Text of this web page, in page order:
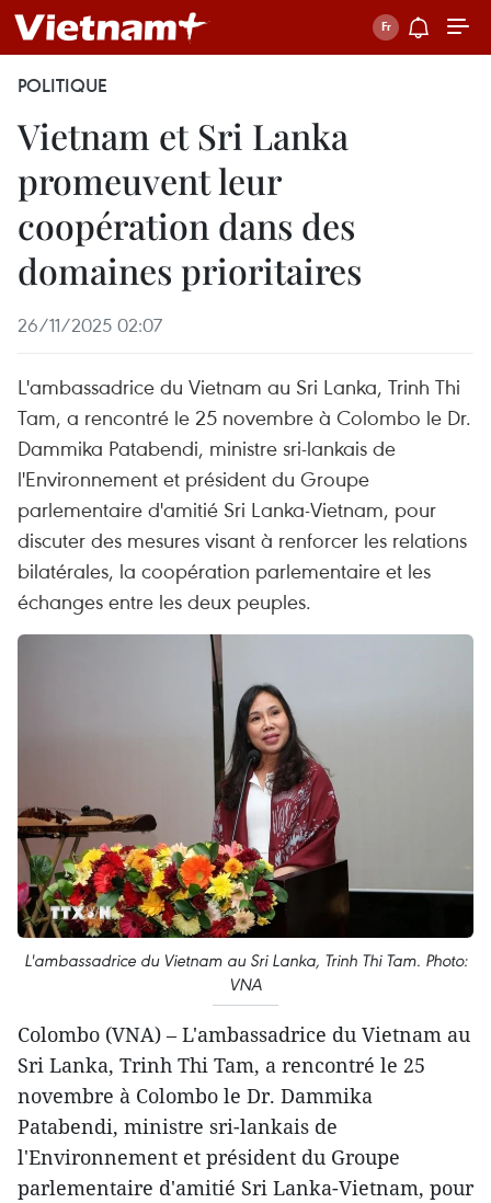
POLITIQUE
Vietnam et Sri Lanka
promeuvent leur
coopération dans des
domaines prioritaires
26/11/2025 02:07
L'ambassadrice du Vietnam au Sri Lanka, Trinh Thi
Tam, a rencontré le 25 novembre à Colombo le Dr.
Dammika Patabendi, ministre sri-lankais de
l'Environnement et président du Groupe
parlementaire d'amitié Sri Lanka-Vietnam, pour
discuter des mesures visant à renforcer les relations
bilatérales, la coopération parlementaire et les
échanges entre les deux peuples.
L'ambassadrice du Vietnam au Sri Lanka, Trinh Thi Tam. Photo:
VNA
Colombo (VNA) – L'ambassadrice du Vietnam au
Sri Lanka, Trinh Thi Tam, a rencontré le 25
novembre à Colombo le Dr. Dammika
Patabendi, ministre sri-lankais de
l'Environnement et président du Groupe
parlementaire d'amitié Sri Lanka-Vietnam, pour